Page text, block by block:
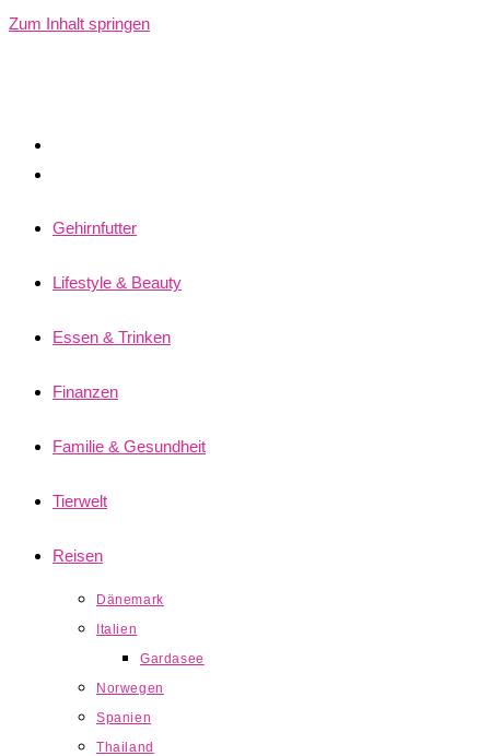
Zum Inhalt springen
Gehirnfutter
Lifestyle & Beauty
Essen & Trinken
Finanzen
Familie & Gesundheit
Tierwelt
Reisen
Dänemark
Italien
Gardasee
Norwegen
Spanien
Thailand